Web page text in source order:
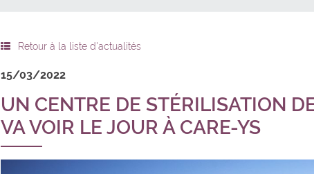
Retour à la liste d'actualités
15/03/2022
UN CENTRE DE STÉRILISATION
VA VOIR LE JOUR À CARE-YS